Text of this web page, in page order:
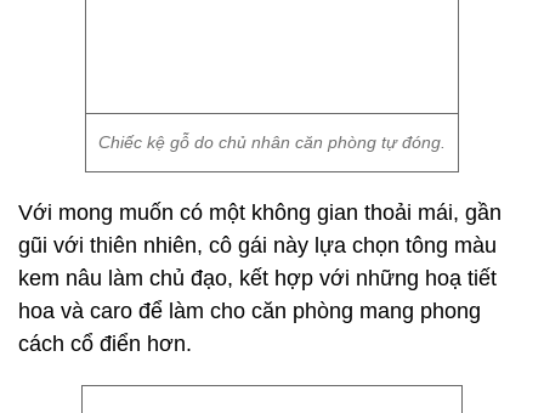
Chiếc kệ gỗ do chủ nhân căn phòng tự đóng.
Với mong muốn có một không gian thoải mái, gần
gũi với thiên nhiên, cô gái này lựa chọn tông màu
kem nâu làm chủ đạo, kết hợp với những hoạ tiết
hoa và caro để làm cho căn phòng mang phong
cách cổ điển hơn.